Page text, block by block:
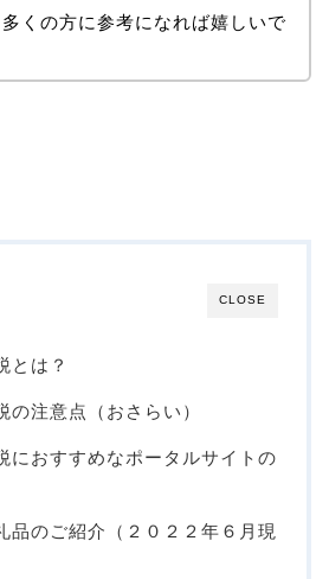
くの方に参考になれば嬉しいで
CLOSE
とは？
の注意点（おさらい）
におすすめなポータルサイトの
品のご紹介（２０２２年６月現